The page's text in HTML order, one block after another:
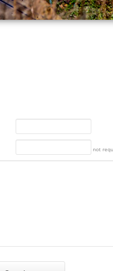
not